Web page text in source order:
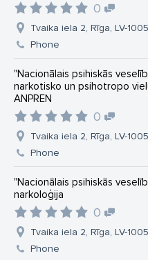
0
Tvaika iela 2, Rīga, LV-1005
Phone
"Nacionālais psihiskās
narkotisko un psihotropo
ANPREN
0
Tvaika iela 2, Rīga, LV-1005
Phone
"Nacionālais psihiskās
narkoloģija
0
Tvaika iela 2, Rīga, LV-1005
Phone